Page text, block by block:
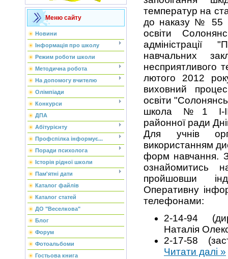
Меню сайту
Новини
Інформація про школу
Режим роботи школи
Методична робота
На допомогу вчителю
Олімпіади
Конкурси
ДПА
Абітурієнту
Профспілка інформує...
Поради психолога
Історія рідної школи
Пам'ятні дати
Каталог файлів
Каталог статей
ДО "Веселкова"
Блог
Форум
Фотоальбоми
Гостьова книга
температур на
до наказу № 55
освіти
адміністрації
навчальних
несприятливого
лютого 2012
виховний
освіти
школа №1 І-ІІІ
районної ради
Для учнів
використанням
форм навчання.
ознайомитись
пройшовши
Оперативну
телефонами:
2-14-94
Наталія
2-17-58
Читати далі »